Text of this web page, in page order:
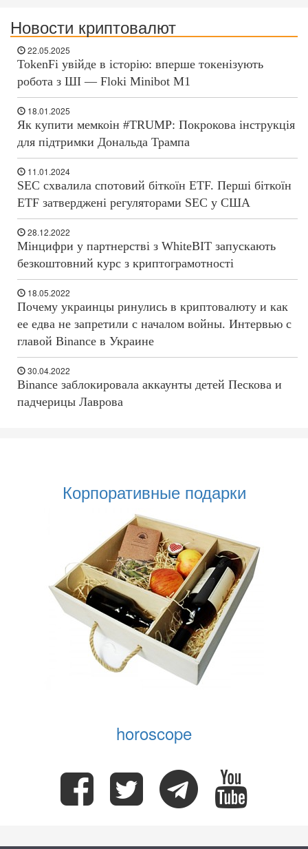
Новости криптовалют
22.05.2025
TokenFi увійде в історію: вперше токенізують
робота з ШІ — Floki Minibot M1
18.01.2025
Як купити мемкоін #TRUMP: Покрокова інструкція
для підтримки Дональда Трампа
11.01.2024
SEC схвалила спотовий біткоїн ETF. Перші біткоїн
ETF затверджені регуляторами SEC у США
28.12.2022
Мінцифри у партнерстві з WhiteBIT запускають
безкоштовний курс з криптограмотності
18.05.2022
Почему украинцы ринулись в криптовалюту и как
ее едва не запретили с началом войны. Интервью с
главой Binance в Украине
30.04.2022
Binance заблокировала аккаунты детей Пескова и
падчерицы Лаврова
Корпоративные подарки
horoscope